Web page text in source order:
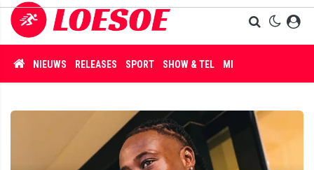
NIEUWS RELEASES SPORT SHOW & TEL MISDAAD